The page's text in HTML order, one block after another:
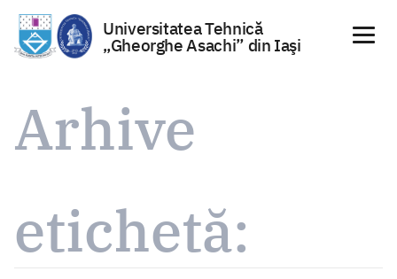
conținut
Universitatea Tehnică
„Gheorghe Asachi” din Iaşi
Arhive
etichetă: